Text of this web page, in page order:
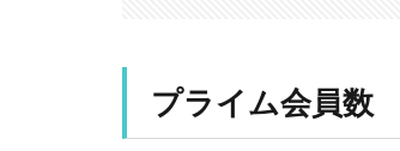
プライム会員数